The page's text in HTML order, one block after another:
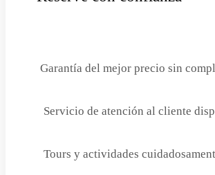
Garantía del mejor precio sin
Servicio de atención al cliente
Tours y actividades